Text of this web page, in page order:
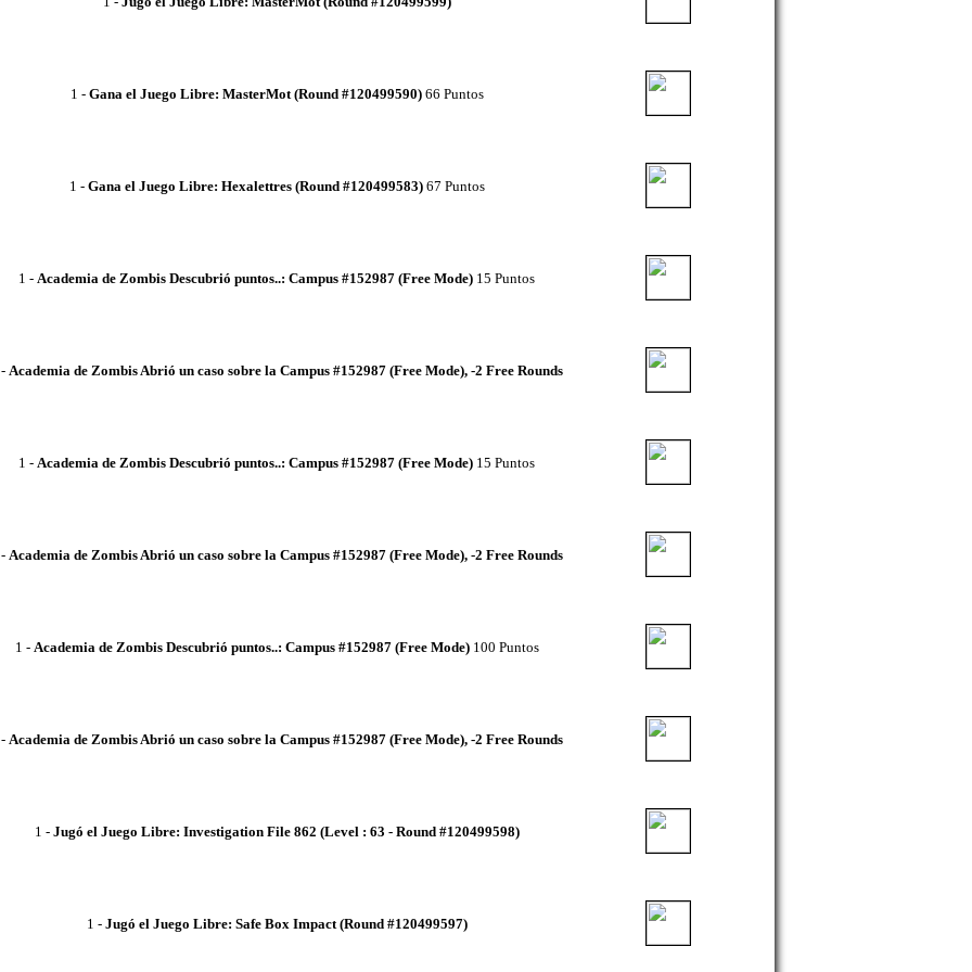
1 - Gana el Juego Libre: MasterMot (Round #120499590)66 Puntos
1 - Gana el Juego Libre: Hexalettres (Round #120499583)67 Puntos
1 - Academia de Zombis Descubrió puntos..: Campus #152987 (Free Mode) 15 Puntos
Academia de Zombis Abrió un caso sobre la Campus #152987 (Free Mode), -2 Free Rounds
1 - Academia de Zombis Descubrió puntos..: Campus #152987 (Free Mode) 15 Puntos
Academia de Zombis Abrió un caso sobre la Campus #152987 (Free Mode), -2 Free Rounds
1 - Academia de ZombisDescubrió puntos..: Campus #152987 (Free Mode)100 Puntos
Academia de Zombis Abrió un caso sobre la Campus #152987 (Free Mode), -2 Free Rounds
1 - Jugó el Juego Libre: Investigation File 862 (Level : 63 - Round #120499598)
1 - Jugó el Juego Libre: Safe Box Impact (Round #120499597)